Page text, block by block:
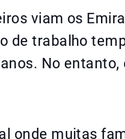
viam os
de trabalho
No
onde muitas